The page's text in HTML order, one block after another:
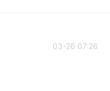
03-26 07:26